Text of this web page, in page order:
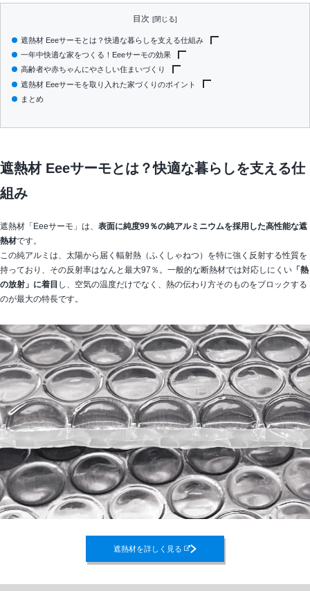
目次
遮熱材 Eeeサーモとは？快適な暮らしを支える仕組み
遮熱材と断熱材の違いをわかりやすく解説
純度99％アルミで輻射熱を97％カットできる理由
一年中快適な家をつくる！Eeeサーモの効果
夏の暑さを防いで涼しい室内をキープ
冬の寒さを防ぎ暖かさを逃がさない
家族全員が快適に過ごせる温度バランス
高齢者や赤ちゃんにやさしい住まいづくり
体温調整が苦手な人も安心できる室内環境
快適な温度が家族の健康を守る
遮熱材 Eeeサーモを取り入れた家づくりのポイント
リフォーム・新築どちらでも導入可能
まとめ
遮熱材 Eeeサーモとは？快適な暮らしを支える仕
組み
遮熱材「Eeeサーモ」は、 表面に純度99％の純アルミニウムを採用した高性能な遮
熱材です。
この純アルミは、太陽から届く輻射熱（ふくしゃねつ）を特に強く反射する性質を
持っており、その反射率はなんと最大97％。一般的な断熱材では対応しにくい 「熱
の放射」に着目 し、空気の温度だけでなく、熱の伝わり方そのものをブロックする
のが最大の特長です。
遮熱材を詳しく見る